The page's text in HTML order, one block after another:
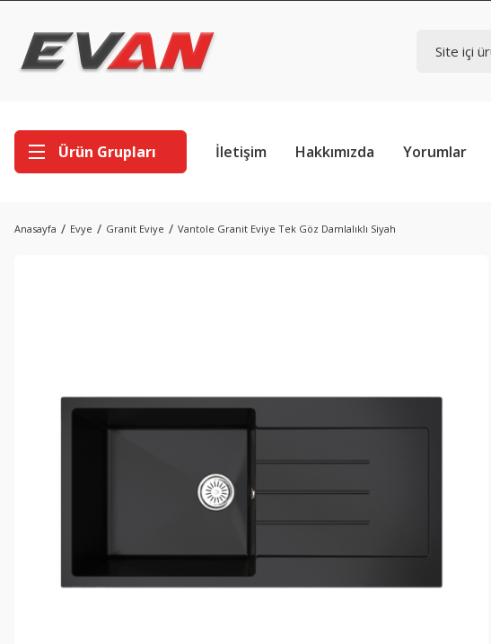
Ürün Grupları İletişim Hakkımızda Yorumlar
Anasayfa Evye Granit Eviye Vantole Granit Eviye Tek Göz Damlalıklı Siyah